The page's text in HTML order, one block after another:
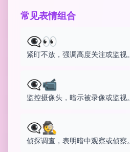
常见表情组合
👁️‍🗨️👀
紧盯不放，强调高度关注或监视。
👁️‍🗨️📹
监控摄像头，暗示被录像或监视。
👁️‍🗨️🕵️
侦探调查，表明暗中观察或侦察。